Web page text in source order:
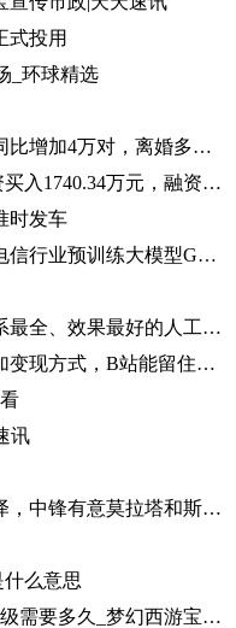
式投用
_环球精选
一季度全国婚姻数据：结婚登记同比增加4万对，离婚多了12万对
世界信息:中钢国际：6月26日融资买入1740.34万元，融资融券余额2.76亿元
时发车
天天看点：科大国创：公司研发电信行业预训练大模型GC-TeleGPT 现已在电信智能客服等领域实现落地应用
我国已形成世界上规模最大、体系最全、效果最好的人工影响天气作业力量
天天资讯：取消播放量显示、增加变现方式，B站能留住UP主吗？
讯
迪马济奥：米兰仍在求购楚克乌泽，中锋有意莫拉塔和斯卡马卡-全球新资讯
么意思
今日最新！梦幻西游宝宝练到130级需要多久_梦幻西游宝宝练级地点